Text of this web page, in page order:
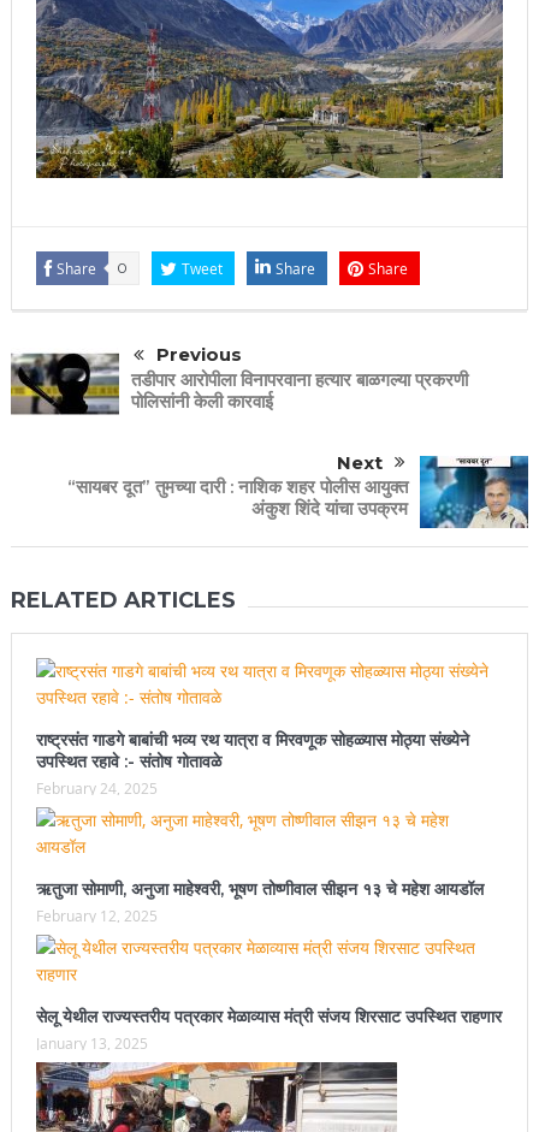
Share 0 Tweet Share Share
Previous
तडीपार आरोपीला विनापरवाना हत्यार बाळगल्या प्रकरणी
पोलिसांनी केली कारवाई
Next
“सायबर दूत” तुमच्या दारी : नाशिक शहर पोलीस आयुक्त
अंकुश शिंदे यांचा उपक्रम
RELATED ARTICLES
राष्ट्रसंत गाडगे बाबांची भव्य रथ यात्रा व मिरवणूक सोहळ्यास मोठ्या संख्येने
उपस्थित रहावे :- संतोष गोतावळे
February 24, 2025
ऋतुजा सोमाणी, अनुजा माहेश्वरी, भूषण तोष्णीवाल सीझन १३ चे महेश आयडॉल
February 12, 2025
सेलू येथील राज्यस्तरीय पत्रकार मेळाव्यास मंत्री संजय शिरसाट उपस्थित राहणार
January 13, 2025